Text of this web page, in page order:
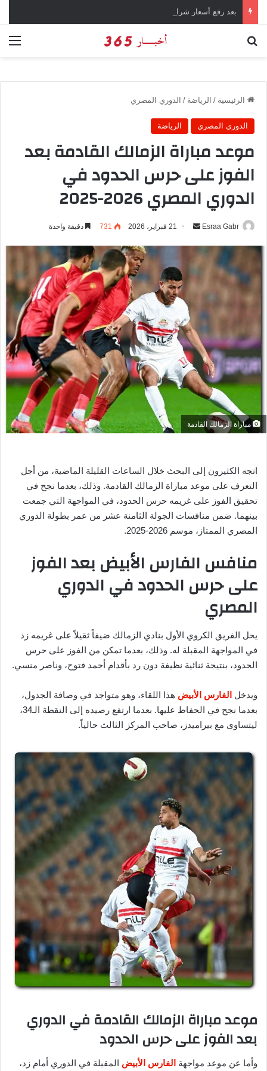
الرئيسية / الرياضة / الدوري المصري
الدوري المصري الرياضة
موعد مباراة الزمالك القادمة بعد
الفوز على حرس الحدود في
الدوري المصري 2026-2025
Esraa Gabr
د
ا
إ
ل
ك
ر
و
21 فبراير، 2026 731 دقيقة واحدة
مباراة الزمالك القادمة
اتجه الكثيرون إلى البحث خلال الساعات القليلة الماضية، من أجل
التعرف على موعد مباراة الزمالك القادمة. وذلك، بعدما نجح في
تحقيق الفوز على غريمه حرس الحدود، في المواجهة التي جمعت
بينهما. ضمن منافسات الجولة الثامنة عشر من عمر بطولة الدوري
المصري الممتاز، موسم 2026-2025.
منافس الفارس الأبيض بعد الفوز
على حرس الحدود في الدوري
المصري
يحل الفريق الكروي الأول بنادي الزمالك ضيفاً ثقيلاً على غريمه زد
في المواجهة المقبلة له. وذلك، بعدما تمكن من الفوز على حرس
الحدود، بنتيجة ثنائية نظيفة دون رد بأقدام أحمد فتوح، وناصر منسي.
ويدخل الفارس الأبيض هذا اللقاء، وهو متواجد في وصافة الجدول،
بعدما نجح في الحفاظ عليها. بعدما ارتفع رصيده إلى النقطة الـ34،
ليتساوى مع بيراميدز، صاحب المركز الثالث حالياً.
موعد مباراة الزمالك القادمة في الدوري
بعد الفوز على حرس الحدود
وأما عن موعد مواجهة الفارس الأبيض المقبلة في الدوري أمام زد،